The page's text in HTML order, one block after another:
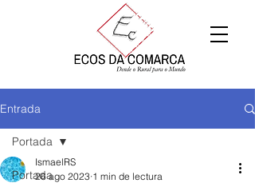
Entrada
Portada
Portada
IsmaelRS
26 ago 2023 1 min de lectura